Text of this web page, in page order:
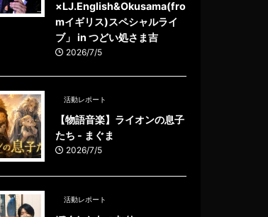
×LJ.English&Okusama(fro
mイギリス)スペシャルライ
ブ」 in つどい処さま吉
2026/7/5
活動レポート
【物語音楽】ライオンの息子
たち - まぐま
2026/7/5
活動レポート